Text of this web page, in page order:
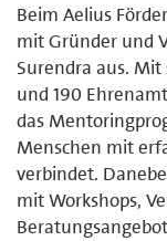
Beim Aelius
mit Gründer und
Surendra aus.
und 190
das
Menschen mit
verbindet.
mit Workshops,